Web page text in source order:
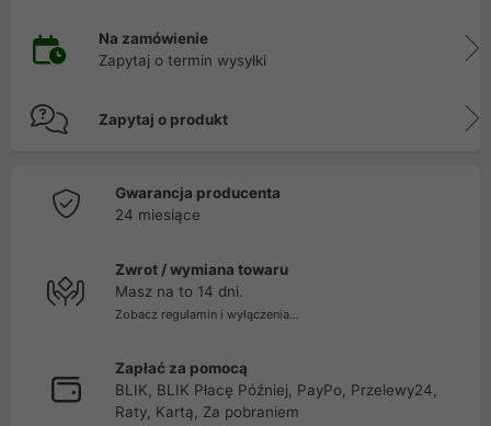
Na zamówienie
Zapytaj o termin wysyłki
Zapytaj o produkt
Gwarancja producenta
24 miesiące
Zwrot / wymiana towaru
Masz na to 14 dni.
Zobacz regulamin i wyłączenia...
Zapłać za pomocą
BLIK, BLIK Płacę Później, PayPo, Przelewy24,
Raty, Kartą, Za pobraniem